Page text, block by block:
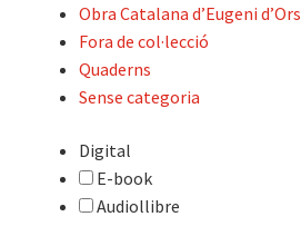
Obra Catalana d’Eugeni d’Ors
Fora de col·lecció
Quaderns
Sense categoria
Digital
E-book
Audiollibre